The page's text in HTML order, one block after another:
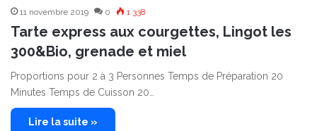
11 novembre 2019 0 1 338
Tarte express aux courgettes, Lingot les
300&Bio, grenade et miel
Proportions pour 2 à 3 Personnes Temps de Préparation 20
Minutes Temps de Cuisson 20…
Lire la suite »